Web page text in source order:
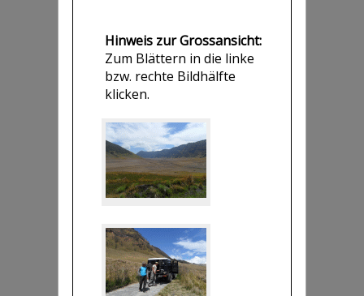
Hinweis zur Grossansicht:
Zum Blättern in die linke
bzw. rechte Bildhälfte
klicken.